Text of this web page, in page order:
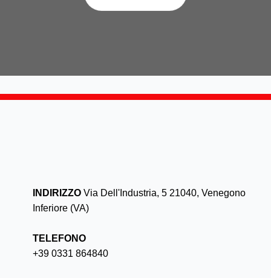
INDIRIZZO Via Dell'Industria, 5 21040, Venegono
Inferiore (VA)
TELEFONO
+39 0331 864840